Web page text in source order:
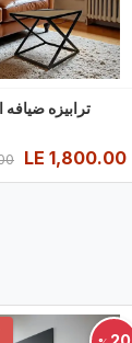
ترابيزه
1,800.00